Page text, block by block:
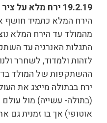
19.2.19 ירח מלא על ציר דגים בתולה
הירח המלא כתמיד חושף
מהמולד עד הירח המלא
התגלות האנרגיה עד
לזהות ולמדוד, לשחרר
ההשתקפות של המולד
ירח בבתולה מייצג את
(בתולה- עשייה) מול
אוטופי) אך בו זמנית